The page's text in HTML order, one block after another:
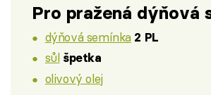
Pro pražená dýňová
dýňová semínka 2 PL
sůl špetka
olivový olej